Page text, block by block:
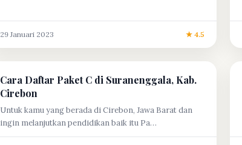
29 Januari 2023 ★ 4.5
Cara Daftar Paket C di Suranenggala, Kab.
Cirebon
Untuk kamu yang berada di Cirebon, Jawa Barat dan
ingin melanjutkan pendidikan baik itu Pa…